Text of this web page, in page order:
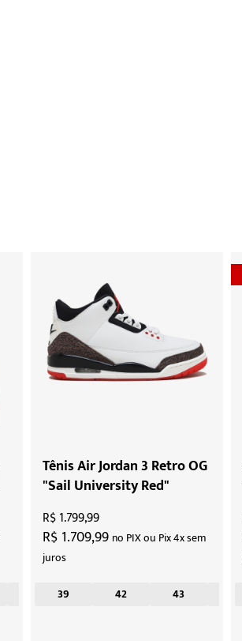
Tênis Air Jordan 3 Retro OG
"Sail University Red"
R$ 1.709,99 no PIX ou Pix 4x sem
juros
R$ 1.799,99
39 42 43